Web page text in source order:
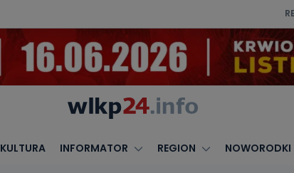
KULTURA INFORMATOR REGION NOWORODKI